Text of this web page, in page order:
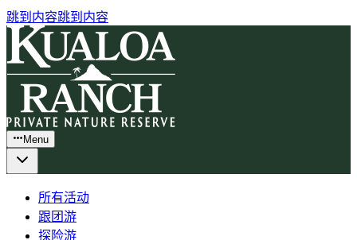
跳到内容跳到内容
Menu
所有活动
跟团游
探险游